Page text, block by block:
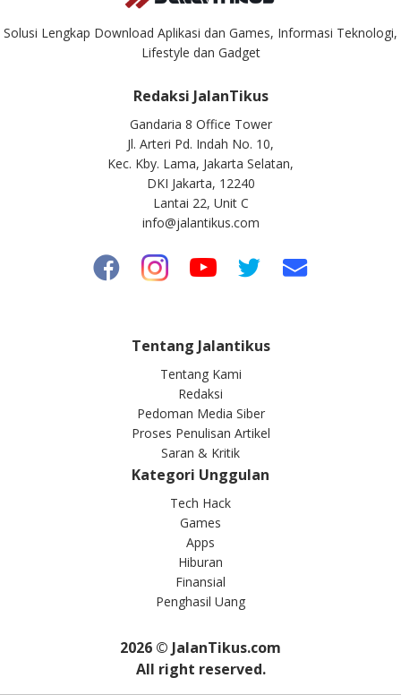
Solusi Lengkap Download Aplikasi dan Games, Informasi Teknologi,
Lifestyle dan Gadget
Redaksi JalanTikus
Gandaria 8 Office Tower
Jl. Arteri Pd. Indah No. 10,
Kec. Kby. Lama, Jakarta Selatan,
DKI Jakarta, 12240
Lantai 22, Unit C
info@jalantikus.com
Tentang Jalantikus
Tentang Kami
Redaksi
Pedoman Media Siber
Proses Penulisan Artikel
Saran & Kritik
Kategori Unggulan
Tech Hack
Games
Apps
Hiburan
Finansial
Penghasil Uang
2026 © JalanTikus.com
All right reserved.